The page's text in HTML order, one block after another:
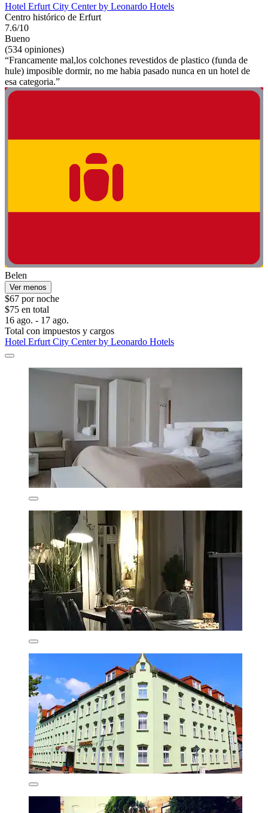
Hotel Erfurt City Center by Leonardo Hotels
Centro histórico de Erfurt
7.6/10
Bueno
(534 opiniones)
“Francamente mal,los colchones revestidos de plastico (funda de
hule) imposible dormir, no me habia pasado nunca en un hotel de
esa categoria.”
Belen
Ver menos
$67 por noche
$75 en total
16 ago. - 17 ago.
Total con impuestos y cargos
Hotel Erfurt City Center by Leonardo Hotels